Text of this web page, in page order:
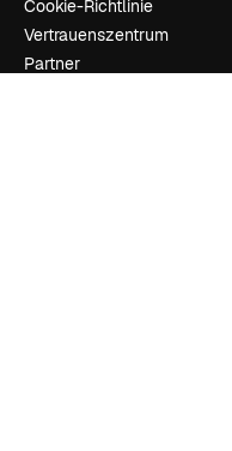
Cookie-Richtlinie
Vertrauenszentrum
Partner